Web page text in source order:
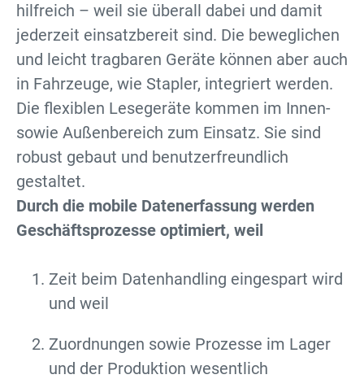
hilfreich – weil sie überall dabei und damit
jederzeit einsatzbereit sind. Die beweglichen
und leicht tragbaren Geräte können aber auch
in Fahrzeuge, wie Stapler, integriert werden.
Die flexiblen Lesegeräte kommen im Innen-
sowie Außenbereich zum Einsatz. Sie sind
robust gebaut und benutzerfreundlich
gestaltet.
Durch die mobile Datenerfassung werden
Geschäftsprozesse optimiert, weil
Zeit beim Datenhandling eingespart wird
und weil
Zuordnungen sowie Prozesse im Lager
und der Produktion wesentlich